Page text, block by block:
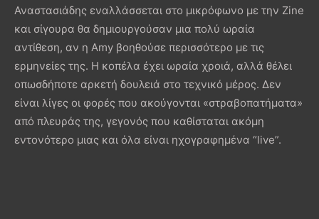
Αναστασιάδης εναλλάσσεται στο μικρόφωνο με την Zine
και σίγουρα θα δημιουργούσαν μια πολύ ωραία
αντίθεση, αν η Amy βοηθούσε περισσότερο με τις
ερμηνείες της. Η κοπέλα έχει ωραία χροιά, αλλά θέλει
οπωσδήποτε αρκετή δουλειά στο τεχνικό μέρος. Δεν
είναι λίγες οι φορές που ακούγονται «στραβοπατήματα»
από πλευράς της, γεγονός που καθίσταται ακόμη
εντονότερο μιας και όλα είναι ηχογραφημένα “live”.